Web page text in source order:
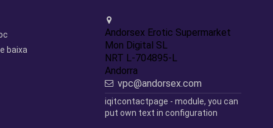
baixa
Andorsex Erotic Supermarket
Mon Digital SL
NRT L-704895-L
Andorra
vpc@andorsex.com
iqitcontactpage - module, you can
put own text in configuration